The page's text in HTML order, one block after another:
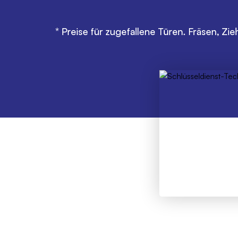
* Preise für zugefallene Türen. Fräsen,